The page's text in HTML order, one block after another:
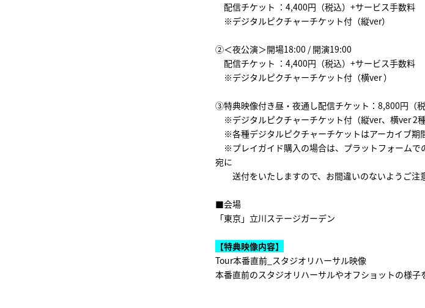
配信チケット ：4,400円（税込）+サービス手数料
※デジタルピクチャーチケット付（縦ver）
②＜夜公演＞開場18:00 / 開演19:00
配信チケット ：4,400円（税込）+サービス手数料
※デジタルピクチャーチケット付（横ver ）
③特典映像付き昼・夜通し配信チケット：8,800円（
※デジタルピクチャーチケット付（縦ver、横ver 2種
※各種デジタルピクチャーチケットはアーカイブ期
※プレイガイド購入の場合は、プラットフォームで
宛に
送付をいたしますので、お間違いのないようご注
■会場
「東京」立川ステージガーデン
【特典映像内容】
Tour本番直前_スタジオリハーサル映像
本番直前のスタジオリハーサルやオフショットの様子